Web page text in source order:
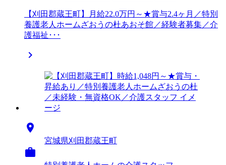
【刈田郡蔵王町】月給22.0万円～★賞与2.4ヶ月／特別
養護老人ホームざおうの杜あおそ館／経験者募集／介
護福祉･･･


宮城県刈田郡蔵王町
